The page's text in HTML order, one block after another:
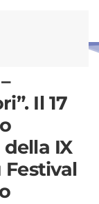
Il 17
IX